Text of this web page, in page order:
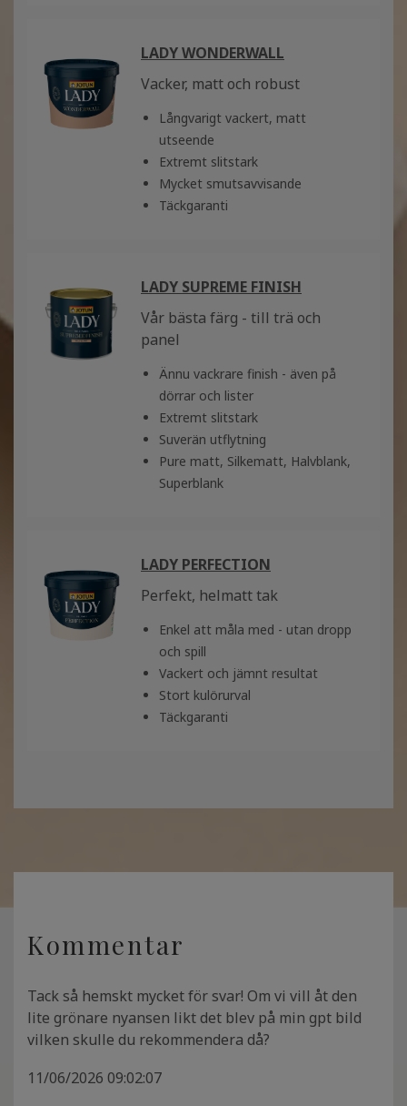
LADY WONDERWALL
Vacker, matt och robust
Långvarigt vackert, matt
utseende
Extremt slitstark
Mycket smutsavvisande
Täckgaranti
LADY SUPREME FINISH
Vår bästa färg - till trä och
panel
Ännu vackrare finish - även på
dörrar och lister
Extremt slitstark
Suverän utflytning
Pure matt, Silkematt, Halvblank,
Superblank
LADY PERFECTION
Perfekt, helmatt tak
Enkel att måla med - utan dropp
och spill
Vackert och jämnt resultat
Stort kulörurval
Täckgaranti
Kommentar
Tack så hemskt mycket för svar! Om vi vill åt den
lite grönare nyansen likt det blev på min gpt bild
vilken skulle du rekommendera då?
11/06/2026 09:02:07